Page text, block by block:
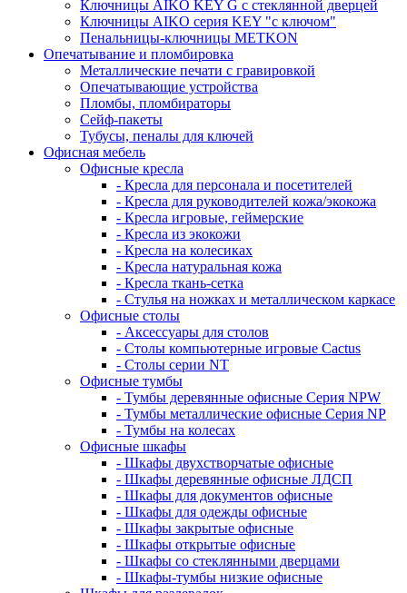
Ключницы AIKO KEY G с стеклянной дверцей
Ключницы AIKO серия KEY "с ключом"
Пенальницы-ключницы METKON
Опечатывание и пломбировка
Металлические печати с гравировкой
Опечатывающие устройства
Пломбы, пломбираторы
Сейф-пакеты
Тубусы, пеналы для ключей
Офисная мебель
Офисные кресла
- Кресла для персонала и посетителей
- Кресла для руководителей кожа/экокожа
- Кресла игровые, геймерские
- Кресла из экокожи
- Кресла на колесиках
- Кресла натуральная кожа
- Кресла ткань-сетка
- Стулья на ножках и металлическом каркасе
Офисные столы
- Аксессуары для столов
- Столы компьютерные игровые Cactus
- Столы серии NT
Офисные тумбы
- Тумбы деревянные офисные Серия NPW
- Тумбы металлические офисные Серия NP
- Тумбы на колесах
Офисные шкафы
- Шкафы двухстворчатые офисные
- Шкафы деревянные офисные ЛДСП
- Шкафы для документов офисные
- Шкафы для одежды офисные
- Шкафы закрытые офисные
- Шкафы открытые офисные
- Шкафы со стеклянными дверцами
- Шкафы-тумбы низкие офисные